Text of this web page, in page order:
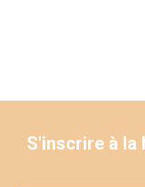
S'inscrire à la